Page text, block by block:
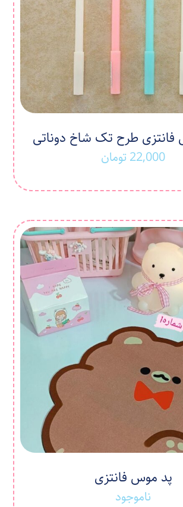
فانتزی طرح تک شاخ دوناتی
22,000تومان
پد موس فانتزی
ناموجود